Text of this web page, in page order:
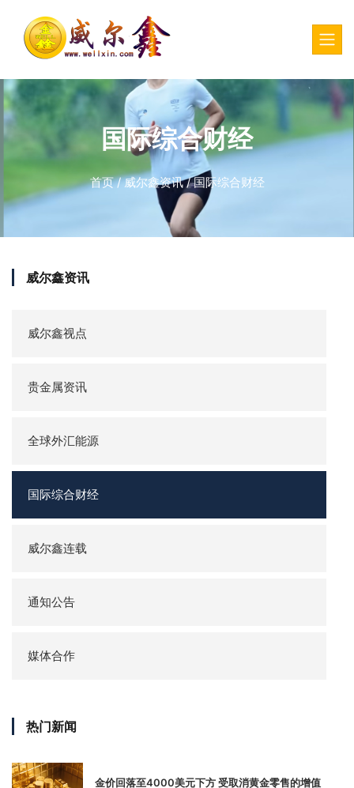
国际综合财经
首页/威尔鑫资讯/国际综合财经
威尔鑫资讯
威尔鑫视点
贵金属资讯
全球外汇能源
国际综合财经
威尔鑫连载
通知公告
媒体合作
热门新闻
金价回落至4000美元下方 受取消黄金零售的增值